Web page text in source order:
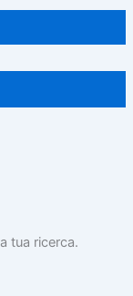
tua ricerca.